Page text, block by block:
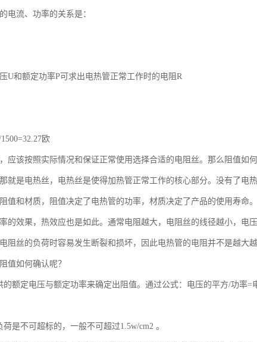
电流、功率的关系是：
U和额定功率P可求出电热管正常工作时的电阻R
欧
应该按照实际情况和保证正常使用选择合适的电阻丝。那么阻值如何
就是电热丝，电热丝是使得加热管正常工作的核心部分。没有了电
值和材质，阻值决定了电热管的功率，材质决定了产品的使用寿命
的效果，热效应也是如此。通常电阻越大，电阻丝的线径越小，电
阻丝的负荷时容易发生断裂和损坏，因此电热管的电阻并不是越大
值如何确认呢？
额定电压与额定功率来确定出阻值。通过公式：电压的平方/功率=
是不可超标的，一般不可超过1.5w/cm2 。